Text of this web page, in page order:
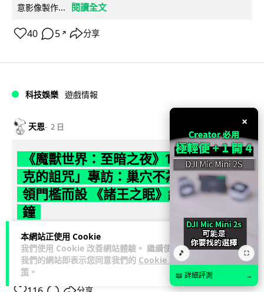
本網站正使用 Cookie
我們使用 Cookie 改善網站體驗。 繼續使用
我們的網站即表示您同意我們的 Cookie 政
策 。
意影像製作...
閱讀全文
40 5 ↗ 分享
科技娛樂 遊戲情報
天恩 2 日
《魔獸世界：至暗之夜》12.1 「烏拉特
克的詛咒」專訪：巢穴不為提高世界首
領門檻而設 《諸王之眠》縮短約 10 分
鐘
《魔獸世界：至暗之夜》版本更新 12.1「烏拉特克的詛咒」將
於 8 月 13 日正式上線，帶來全新區域「盤蛇島」、地城「毒牙
祭壇」、新型態世... 閱讀全文
×
🎵 ⛶
📖 詳細評測 →